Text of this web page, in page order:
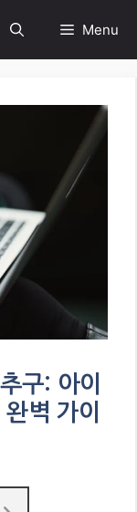
Menu
구: 아이
벽 가이